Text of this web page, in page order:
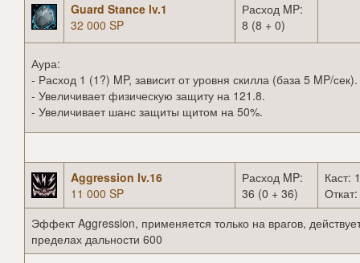
Guard Stance lv.1
32 000 SP
Расход MP:
8 (8 + 0)
Аура:
- Расход 1 (1?) MP, зависит от уровня скилла (база 5 MP/сек).
- Увеличивает физическую защиту на 121.8.
- Увеличивает шанс защиты щитом на 50%.
Aggression lv.16
11 000 SP
Расход MP:
36 (0 + 36)
Каст:
Эффект Aggression, применяется только на врагов,
пределах дальности 600